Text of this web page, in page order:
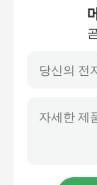
광섬유 내각
서버 랙 캐비
섬유 종착 상